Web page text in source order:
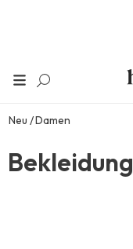
Neu Damen
Bekleidung